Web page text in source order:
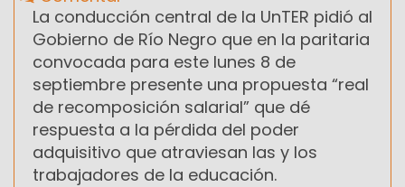
La conducción central de la UnTER pidió al
Gobierno de Río Negro que en la paritaria
convocada para este lunes 8 de
septiembre presente una propuesta “real
de recomposición salarial” que dé
respuesta a la pérdida del poder
adquisitivo que atraviesan las y los
trabajadores de la educación.